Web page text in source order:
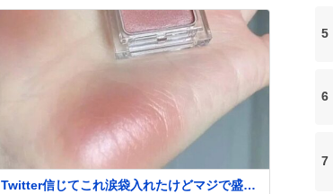
数
ス
ね
Twitter信じてこれ涙袋入れたけどマジで盛れ
5
6
7